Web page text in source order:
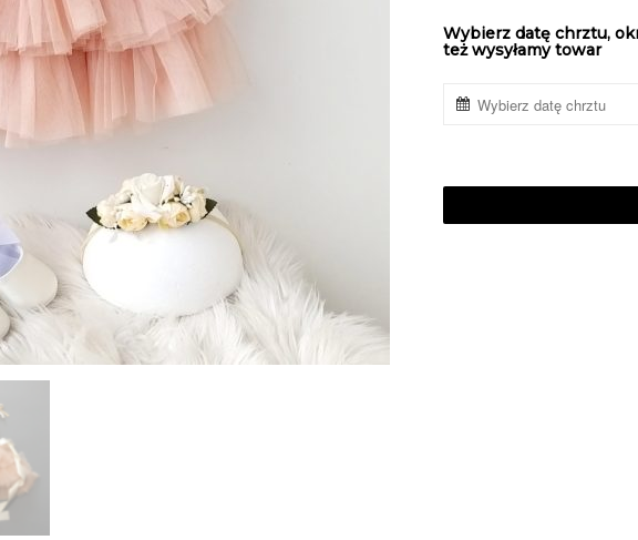
Wybierz datę chrztu,
też wysyłamy towar